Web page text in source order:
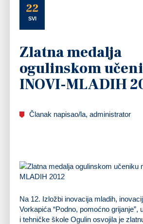
22
SVI
Zlatna medalja
ogulinskom
INOVI-MLADIH
Članak napisao/la, administrator
Na 12. Izložbi inovacija mladih,
Vorkapića “Podno, pomoćno grijanje”,
i tehničke škole Ogulin osvojila je